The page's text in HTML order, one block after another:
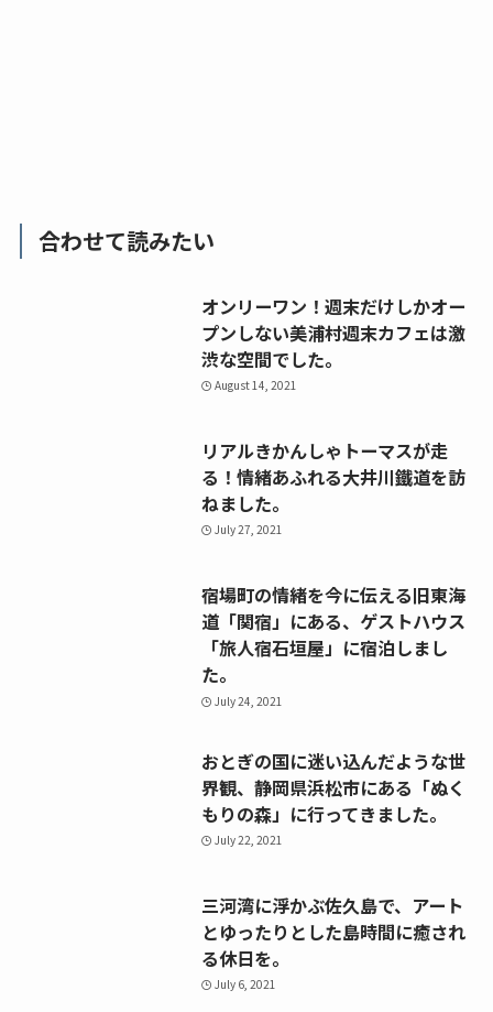
合わせて読みたい
オンリーワン！週末だけしかオー
プンしない美浦村週末カフェは激
渋な空間でした。
August 14, 2021
リアルきかんしゃトーマスが走
る！情緒あふれる大井川鐵道を訪
ねました。
July 27, 2021
宿場町の情緒を今に伝える旧東海
道「関宿」にある、ゲストハウス
「旅人宿石垣屋」に宿泊しまし
た。
July 24, 2021
おとぎの国に迷い込んだような世
界観、静岡県浜松市にある「ぬく
もりの森」に行ってきました。
July 22, 2021
三河湾に浮かぶ佐久島で、アート
とゆったりとした島時間に癒され
る休日を。
July 6, 2021